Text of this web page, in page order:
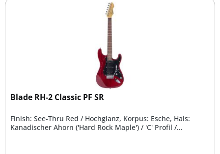
Blade RH-2 Classic PF SR
Finish: See-Thru Red / Hochglanz, Korpus: Esche, Hals:
Kanadischer Ahorn ('Hard Rock Maple') / 'C' Profil /...